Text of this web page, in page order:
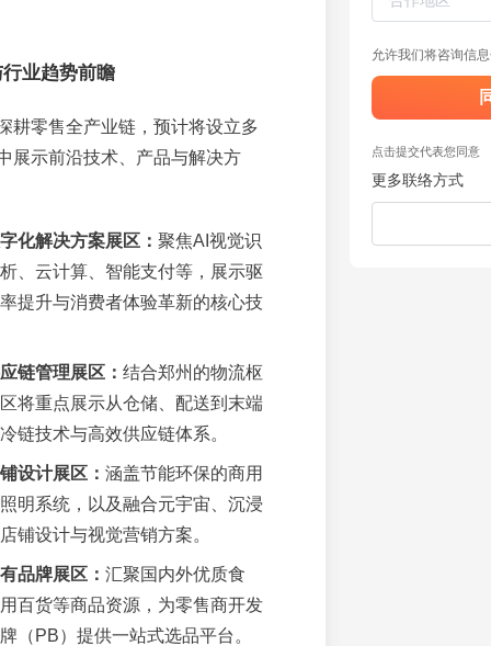
业趋势前瞻
耕零售全产业链，预计将设立多
展示前沿技术、产品与解决方
化解决方案展区： 聚焦AI视觉识
、云计算、智能支付等，展示驱
提升与消费者体验革新的核心技
链管理展区： 结合郑州的物流枢
将重点展示从仓储、配送到末端
链技术与高效供应链体系。
设计展区： 涵盖节能环保的商用
明系统，以及融合元宇宙、沉浸
铺设计与视觉营销方案。
品牌展区： 汇聚国内外优质食
百货等商品资源，为零售商开发
（PB）提供一站式选品平台。
允许我们将咨询信
点击提交代表您同意
更多联络方式